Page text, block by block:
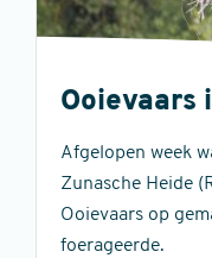
Ooievaars
Afgelopen week
Zunasche Heide
Ooievaars op
foerageerde.